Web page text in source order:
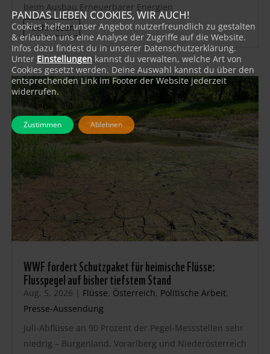
beim Ausbau Erneuerbarer Energien
mehr lesen
WWF fordert Schutzpaket für heimische Flüsse:
Flusspegel auf bisher tiefstem Stand
Aug. 5, 2026 | Flüsse, Österreich, Politische Arbeit,
Presse-Aussendung
Juli-Abflüsse an 90 Prozent der Pegel-Messstellen sehr
niedrig – Burgenland, Vorarlberg und Niederösterreich
PANDAS LIEBEN COOKIES, WIR AUCH!
Cookies helfen unser Angebot nutzerfreundlich zu gestalten
& erlauben uns eine Analyse der Zugriffe auf die Website.
Infos dazu findest du in unserer Datenschutzerklärung.
Unter Einstellungen kannst du verwalten, welche Art von
Cookies gesetzt werden. Deine Auswahl kannst du über den
entsprechenden Link im Footer der Website jederzeit
widerrufen.
Zustimmen Ablehnen